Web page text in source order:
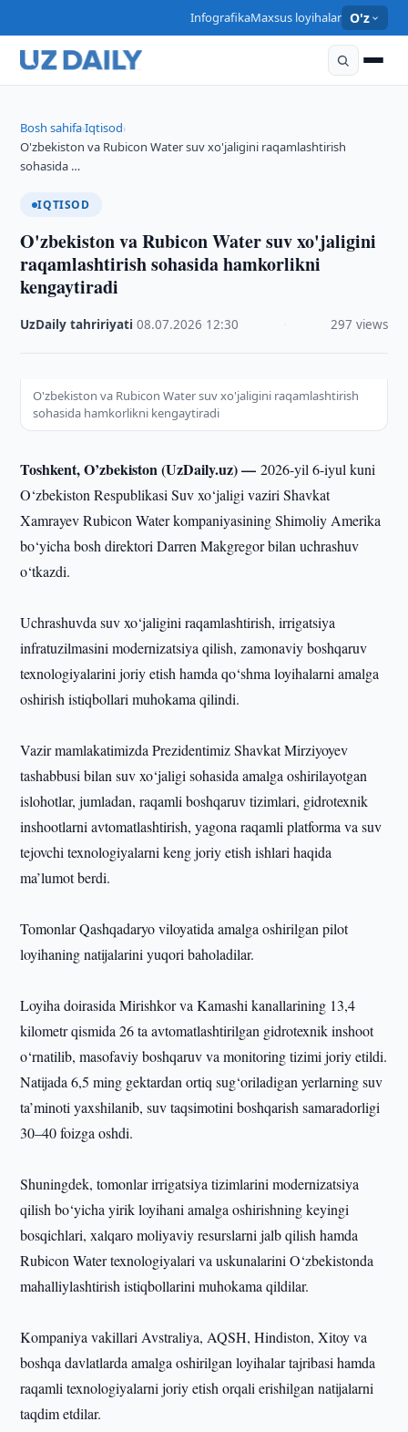
InfografikaMaxsus loyihalar O'z
Bosh sahifa›Iqtisod›
O'zbekiston va Rubicon Water suv xo'jaligini raqamlashtirish
sohasida …
IQTISOD
O'zbekiston va Rubicon Water suv xo'jaligini
raqamlashtirish sohasida hamkorlikni
kengaytiradi
UzDaily tahririyati ·08.07.2026 12:30 297 views
O'zbekiston va Rubicon Water suv xo'jaligini raqamlashtirish
sohasida hamkorlikni kengaytiradi
Toshkent, O’zbekiston (UzDaily.uz) —2026-yil 6-iyul kuni
O‘zbekiston Respublikasi Suv xo‘jaligi vaziri Shavkat
Xamrayev Rubicon Water kompaniyasining Shimoliy Amerika
bo‘yicha bosh direktori Darren Makgregor bilan uchrashuv
o‘tkazdi.
Uchrashuvda suv xo‘jaligini raqamlashtirish, irrigatsiya
infratuzilmasini modernizatsiya qilish, zamonaviy boshqaruv
texnologiyalarini joriy etish hamda qo‘shma loyihalarni amalga
oshirish istiqbollari muhokama qilindi.
Vazir mamlakatimizda Prezidentimiz Shavkat Mirziyoyev
tashabbusi bilan suv xo‘jaligi sohasida amalga oshirilayotgan
islohotlar, jumladan, raqamli boshqaruv tizimlari, gidrotexnik
inshootlarni avtomatlashtirish, yagona raqamli platforma va suv
tejovchi texnologiyalarni keng joriy etish ishlari haqida
ma’lumot berdi.
Tomonlar Qashqadaryo viloyatida amalga oshirilgan pilot
loyihaning natijalarini yuqori baholadilar.
Loyiha doirasida Mirishkor va Kamashi kanallarining 13,4
kilometr qismida 26 ta avtomatlashtirilgan gidrotexnik inshoot
o‘rnatilib, masofaviy boshqaruv va monitoring tizimi joriy etildi.
Natijada 6,5 ming gektardan ortiq sug‘oriladigan yerlarning suv
ta’minoti yaxshilanib, suv taqsimotini boshqarish samaradorligi
30–40 foizga oshdi.
Shuningdek, tomonlar irrigatsiya tizimlarini modernizatsiya
qilish bo‘yicha yirik loyihani amalga oshirishning keyingi
bosqichlari, xalqaro moliyaviy resurslarni jalb qilish hamda
Rubicon Water texnologiyalari va uskunalarini O‘zbekistonda
mahalliylashtirish istiqbollarini muhokama qildilar.
Kompaniya vakillari Avstraliya, AQSH, Hindiston, Xitoy va
boshqa davlatlarda amalga oshirilgan loyihalar tajribasi hamda
raqamli texnologiyalarni joriy etish orqali erishilgan natijalarni
taqdim etdilar.